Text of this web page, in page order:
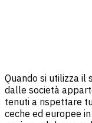
Quando si utilizza il
dalle società
tenuti a rispettare
ceche ed europee